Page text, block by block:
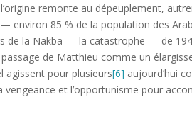
remonte au dépeuplement,
environ 85 % de la population des
de la Nakba — la catastrophe — de
de Matthieu comme un
agissent pour plusieurs[6] aujourd’hui
et l’opportunisme pour